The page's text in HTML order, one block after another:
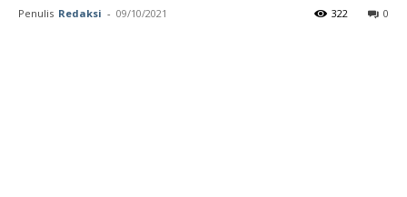
Penulis Redaksi - 09/10/2021 0
322